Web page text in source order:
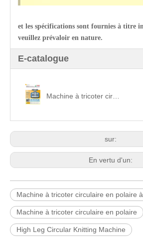
et les spécifications sont fournies à titre
veuillez prévaloir en nature.
E-catalogue
sur:
En vertu d'un:
Machine à tricoter circulaire en polaire
Machine à tricoter circulaire en polaire
High Leg Circular Knitting Machine